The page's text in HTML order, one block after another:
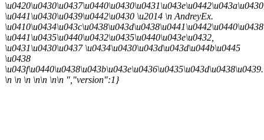
\u0420\u0430\u0437\u0440\u0430\u0431\u043e\u0442\u043a\u0430
\u0441\u0430\u0439\u0442\u0430 \u2014 \n AndreyEx.
\u0441\u0435\u0440\u0432\u0435\u0440\u043e\u0432,
\u0431\u0430\u0437 \u0434\u0430\u043d\u043d\u044b\u0445
\u0438
\n \n \n \n\n \n\n ","version":1}